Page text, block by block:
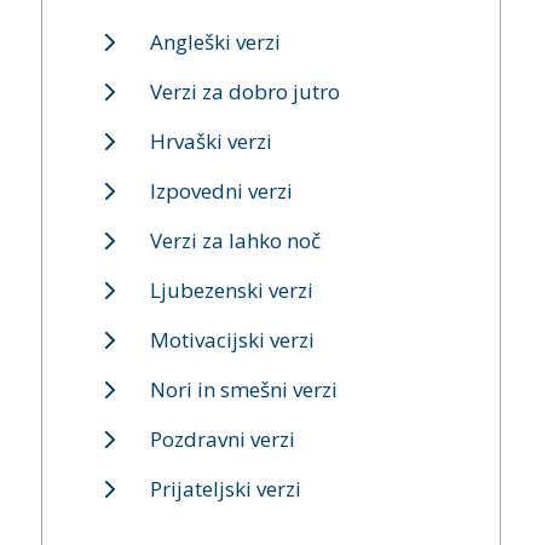
Angleški verzi
Verzi za dobro jutro
Hrvaški verzi
Izpovedni verzi
Verzi za lahko noč
Ljubezenski verzi
Motivacijski verzi
Nori in smešni verzi
Pozdravni verzi
Prijateljski verzi